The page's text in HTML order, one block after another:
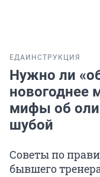
ЕДА ИНСТРУКЦИЯ
Нужно ли
новогоднее
мифы об
шубой
Советы по
бывшего